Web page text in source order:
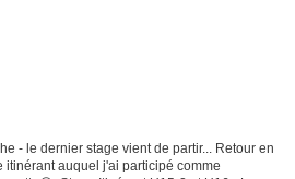
- le dernier stage vient de partir... Retour en
itinérant auquel j'ai participé comme